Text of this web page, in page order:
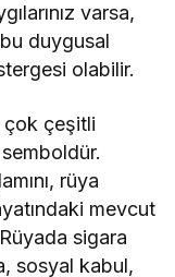
varsa,
duygusal
olabilir.
çok çeşitli
rüya
mevcut
sigara
sosyal kabul,